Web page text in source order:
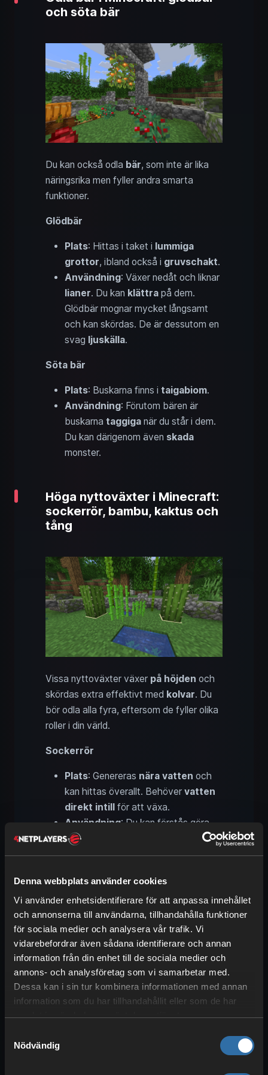
Denna webbplats använder cookies
Vi använder enhetsidentifierare för att anpassa innehållet
och annonserna till användarna, tillhandahålla funktioner
för sociala medier och analysera vår trafik. Vi
vidarebefordrar även sådana identifierare och annan
information från din enhet till de sociala medier och
annons- och analysföretag som vi samarbetar med.
Dessa kan i sin tur kombinera informationen med annan
information som du har tillhandahållit eller som de har
samlat in när du har använt deras tjänster.
Nödvändig
och söta bär
Du kan också odla bär, som inte är lika
näringsrika men fyller andra smarta
funktioner.
Glödbär
Plats: Hittas i taket i lummiga
grottor, ibland också i gruvschakt.
Användning: Växer nedåt och liknar
lianer. Du kan klättra på dem.
Glödbär mognar mycket långsamt
och kan skördas. De är dessutom en
svag ljuskälla.
Söta bär
Plats: Buskarna finns i taigabiom.
Användning: Förutom bären är
buskarna taggiga när du står i dem.
Du kan därigenom även skada
monster.
Höga nyttoväxter i Minecraft:
sockerrör, bambu, kaktus och
tång
Vissa nyttoväxter växer på höjden och
skördas extra effektivt med kolvar. Du
bör odla alla fyra, eftersom de fyller olika
roller i din värld.
Sockerrör
Plats: Genereras nära vatten och
kan hittas överallt. Behöver vatten
direkt intill för att växa.
Användning: Du kan förstås göra
socker
papper.
Bambu
Plats: Är en naturlig del av
djungelbiom. Bryt längst ned med
svärd så rasar hela stammen. Växer
utan vatten och
Användning
: Tillverka
bambuträ
eller använd det till
byggnadsställningarför